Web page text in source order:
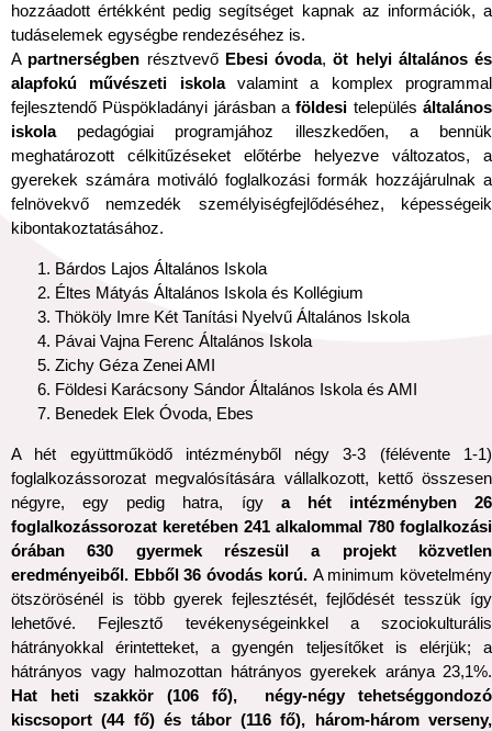
hozzáadott értékként pedig segítséget kapnak az információk, a
tudáselemek egységbe rendezéséhez is.
A partnerségben résztvevő Ebesi óvoda,öt helyi általános és
alapfokú művészeti iskolavalamint a komplex programmal
fejlesztendő Püspökladányi járásban aföldesi településáltalános
iskolapedagógiai programjához illeszkedően, a bennük
meghatározott célkitűzéseket előtérbe helyezve változatos, a
gyerekek számára motiváló foglalkozási formák hozzájárulnak a
felnövekvő nemzedék személyiségfejlődéséhez, képességeik
kibontakoztatásához.
Bárdos Lajos Általános Iskola
Éltes Mátyás Általános Iskola és Kollégium
Thököly Imre Két Tanítási Nyelvű Általános Iskola
Pávai Vajna Ferenc Általános Iskola
Zichy Géza Zenei AMI
Földesi Karácsony Sándor Általános Iskola és AMI
Benedek Elek Óvoda, Ebes
A hét együttműködő intézményből négy 3-3 (félévente 1-1)
foglalkozássorozat megvalósítására vállalkozott, kettő összesen
négyre, egy pedig hatra, így a hét intézményben 26
foglalkozássorozat keretében 241 alkalommal 780 foglalkozási
órában 630 gyermek részesül a projekt közvetlen
eredményeiből. Ebből 36 óvodás korú. A minimum követelmény
ötszörösénél is több gyerek fejlesztését, fejlődését tesszük így
lehetővé. Fejlesztő tevékenységeinkkel a szociokulturális
hátrányokkal érintetteket, a gyengén teljesítőket is elérjük; a
hátrányos vagy halmozottan hátrányos gyerekek aránya 23,1%.
Hat heti szakkör (106 fő), négy-négy tehetséggondozó
kiscsoport (44 fő) és tábor (116 fő), három-három verseny,